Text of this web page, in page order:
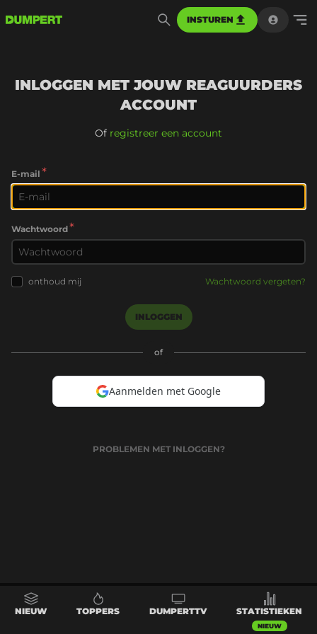
INSTUREN
INLOGGEN MET JOUW REAGUURDERS
ACCOUNT
Of registreer een account
E-mail *
Wachtwoord*
onthoud mij Wachtwoord vergeten?
INLOGGEN
of
Aanmelden met Google
PROBLEMEN MET INLOGGEN?
NIEUW TOPPERS DUMPERTTV STATISTIEKEN
NIEUW